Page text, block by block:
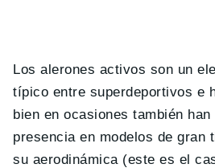
Los alerones activos son un
típico entre superdeportivos e
bien en ocasiones también
presencia en modelos de gran
su aerodinámica (este es el